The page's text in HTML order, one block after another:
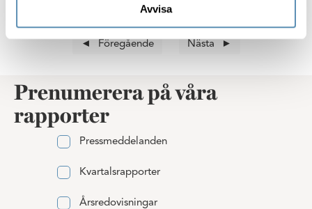
Avvisa
Föregående Nästa
Prenumerera på våra
rapporter
Pressmeddelanden
Kvartalsrapporter
Årsredovisningar